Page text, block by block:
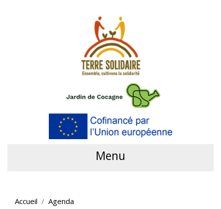
Menu
Accueil
Agenda